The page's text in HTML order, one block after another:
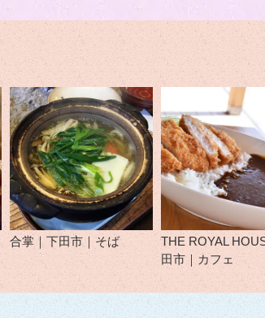
合掌｜下田市｜そば
THE ROYAL
田市｜カフェ